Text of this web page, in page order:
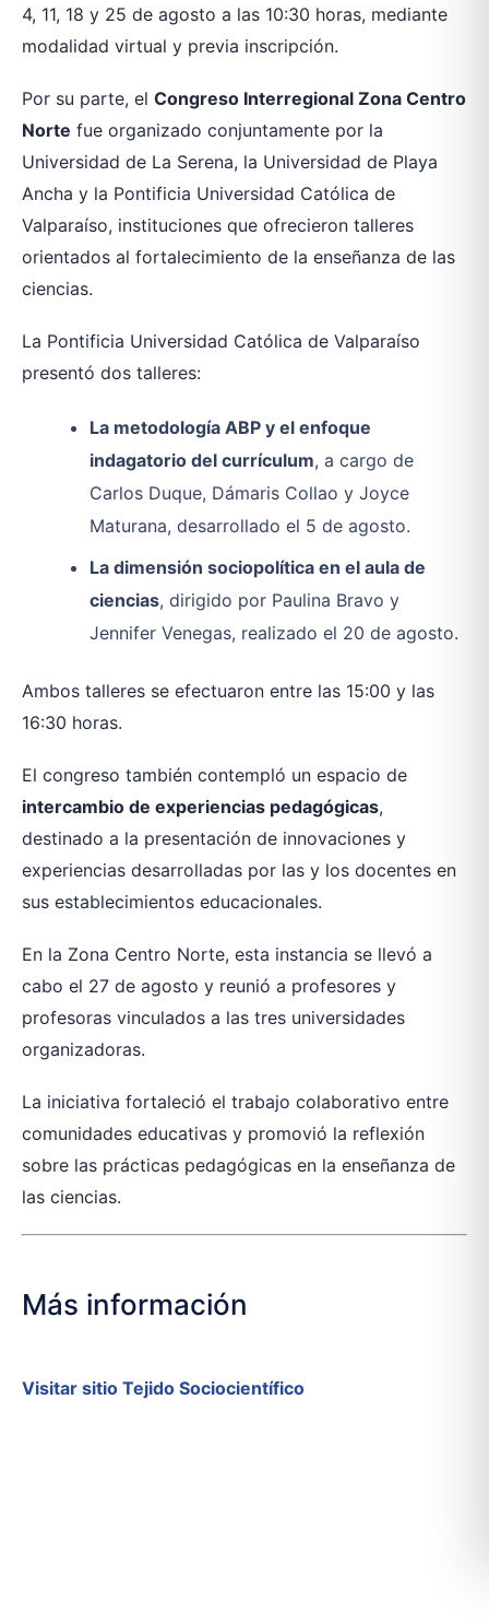
4, 11, 18 y 25 de agosto a las 10:30 horas, mediante
modalidad virtual y previa inscripción.
Por su parte, el Congreso Interregional Zona Centro
Norte fue organizado conjuntamente por la
Universidad de La Serena, la Universidad de Playa
Ancha y la Pontificia Universidad Católica de
Valparaíso, instituciones que ofrecieron talleres
orientados al fortalecimiento de la enseñanza de las
ciencias.
La Pontificia Universidad Católica de Valparaíso
presentó dos talleres:
La metodología ABP y el enfoque
indagatorio del currículum, a cargo de
Carlos Duque, Dámaris Collao y Joyce
Maturana, desarrollado el 5 de agosto.
La dimensión sociopolítica en el aula de
ciencias, dirigido por Paulina Bravo y
Jennifer Venegas, realizado el 20 de agosto.
Ambos talleres se efectuaron entre las 15:00 y las
16:30 horas.
El congreso también contempló un espacio de
intercambio de experiencias pedagógicas,
destinado a la presentación de innovaciones y
experiencias desarrolladas por las y los docentes en
sus establecimientos educacionales.
En la Zona Centro Norte, esta instancia se llevó a
cabo el 27 de agosto y reunió a profesores y
profesoras vinculados a las tres universidades
organizadoras.
La iniciativa fortaleció el trabajo colaborativo entre
comunidades educativas y promovió la reflexión
sobre las prácticas pedagógicas en la enseñanza de
las ciencias.
Más información
Visitar sitio Tejido Sociocientífico